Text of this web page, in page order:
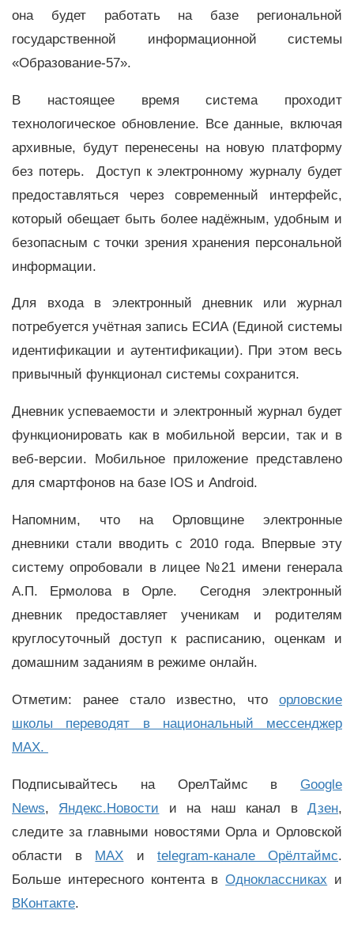
она будет работать на базе региональной
государственной информационной системы
«Образование-57».
В настоящее время система проходит
технологическое обновление. Все данные, включая
архивные, будут перенесены на новую платформу
без потерь. Доступ к электронному журналу будет
предоставляться через современный интерфейс,
который обещает быть более надёжным, удобным и
безопасным с точки зрения хранения персональной
информации.
Для входа в электронный дневник или журнал
потребуется учётная запись ЕСИА (Единой системы
идентификации и аутентификации). При этом весь
привычный функционал системы сохранится.
Дневник успеваемости и электронный журнал будет
функционировать как в мобильной версии, так и в
веб-версии. Мобильное приложение представлено
для смартфонов на базе IOS и Android.
Напомним, что на Орловщине электронные
дневники стали вводить с 2010 года. Впервые эту
систему опробовали в лицее №21 имени генерала
А.П. Ермолова в Орле. Сегодня электронный
дневник предоставляет ученикам и родителям
круглосуточный доступ к расписанию, оценкам и
домашним заданиям в режиме онлайн.
Отметим: ранее стало известно, что орловские
школы переводят в национальный мессенджер
MAX.
Подписывайтесь на ОрелТаймс в Google
News, Яндекс.Новости и на наш канал вДзен,
следите за главными новостями Орла и Орловской
области в MAX и telegram-канале Орёлтаймс.
Больше интересного контента вОдноклассниках и
ВКонтакте.